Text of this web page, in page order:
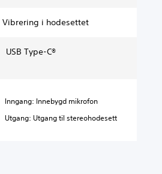
Vibrering i hodesettet
USB Type-C®
Inngang: Innebygd mikrofon
Utgang: Utgang til stereohodesett